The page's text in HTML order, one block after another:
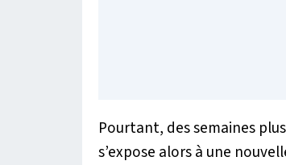
Pourtant, des semaines
s’expose alors à une